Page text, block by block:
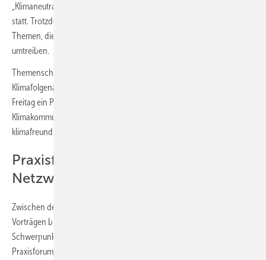
„Klimaneutrale Kommune“ ausschließlich als Online-Veranstaltung
statt. Trotzdem ist das Programm am 24. und 25 März gespickt mit
Themen, die
umtreiben.
Themenschwerpunkte ist in diesem Jahr unter anderem die
Klimafolgenanpassung, zu der es sowohl am Donnerstag als auch am
Freitag ein Praxisforum gibt. Ebenfalls vertreten sind Themen wie
Klimakommunikation, Abwärmenutzung, CO2-Kompensation und
klimafreundliche Mobilität.
Praxisforen bieten Gelegenheit zum
Netzwerken
Zwischen dem Eröffnungs- und dem Abschlussplenum mit Keynote-
Vorträgen bietet der Kongress zahlreiche parallele Praxisforen zu
Schwerpunktthemen der kommunalen Energiewende. In jedem
Praxisforum berichten jeweils drei bis vier Referenten und